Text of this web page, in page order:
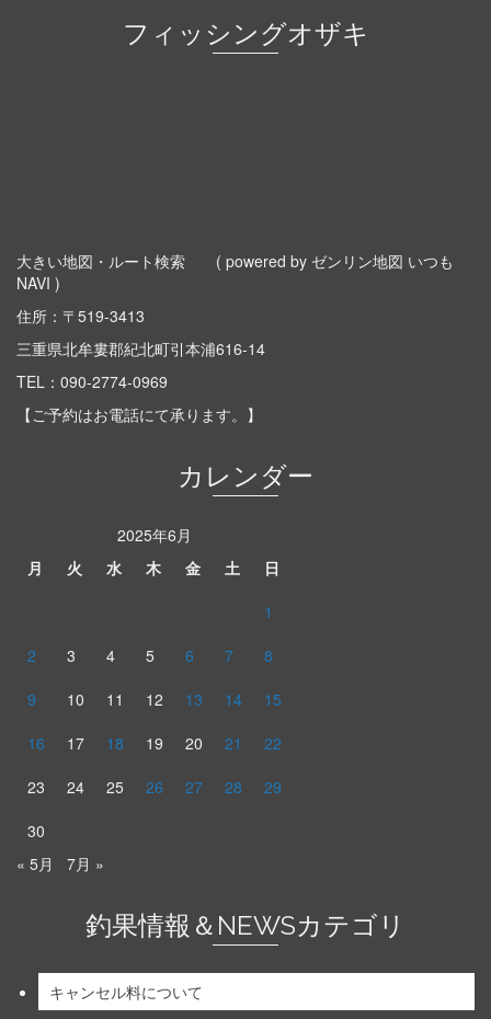
フィッシングオザキ
大きい地図・ルート検索
( powered by ゼンリン地図 いつも
NAVI )
住所：〒519-3413
三重県北牟婁郡紀北町引本浦616-14
TEL： 090-2774-0969
【ご予約はお電話にて承ります。】
カレンダー
2025年6月
月
火 水 木 金 土
日
1
2
3 4 5 6 7
8
9
10 11 12 13 14
15
16
17 18 19 20 21
22
23
24 25 26 27 28
29
30
« 5月
7月 »
釣果情報＆NEWSカテゴリ
キャンセル料について